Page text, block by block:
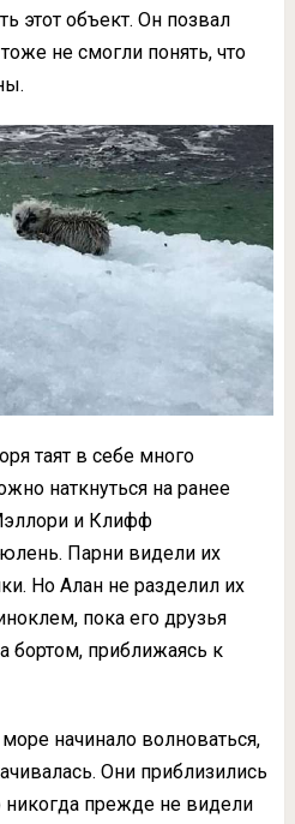
этот объект. Он позвал
не смогли понять, что
таят в себе много
наткнуться на ранее
и Клифф
Парни видели их
Но Алан не разделил их
пока его друзья
бортом, приближаясь к
начинало волноваться,
Они приблизились
никогда прежде не видели